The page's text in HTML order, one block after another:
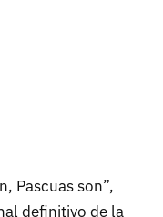
Pascuas son”,
definitivo de la